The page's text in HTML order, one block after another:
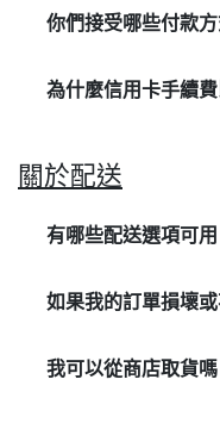
你們接受哪些付款方
為什麼信用卡手續
關於配送
有哪些配送選項可用
如果我的訂單損壞
我可以從商店取貨嗎